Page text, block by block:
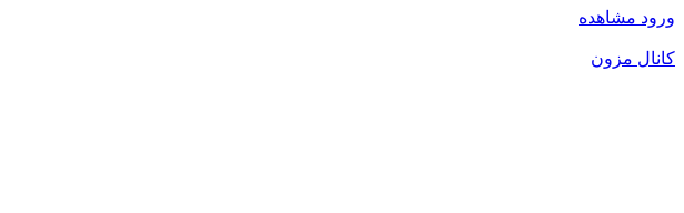
ورود مشاهده
کانال مزون